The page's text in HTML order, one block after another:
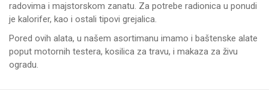
radovima i majstorskom zanatu. Za potrebe radionica u ponudi
je kalorifer, kao i ostali tipovi grejalica.
Pored ovih alata, u našem asortimanu imamo i baštenske alate
poput motornih testera, kosilica za travu, i makaza za živu
ogradu.